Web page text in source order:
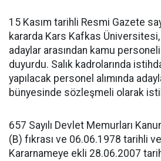
15 Kasım tarihli Resmi Gazete
kararda Kars Kafkas
adaylar arasından kamu personeli
duyurdu. Salık kadrolarında
yapılacak personel alımında
bünyesinde sözleşmeli olarak
657 Sayılı Devlet Memurları
(B) fıkrası ve 06.06.1978 tarihli
Kararnameye ekli 28.06.2007